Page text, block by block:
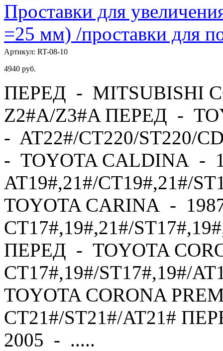
Проставки для
=25 мм) /проставки для
Артикул: RT-08-10
4940 руб.
ПЕРЕД - MITSUBISHI
Z2#A/Z3#A ПЕРЕД -
- AT22#/CT220/ST220/
- TOYOTA CALDINA -
AT19#,21#/CT19#,21#/
TOYOTA CARINA -
CT17#,19#,21#/
ПЕРЕД - TOYOTA
CT17#,19#/ST17#,19#/
TOYOTA CORONA
CT21#/ST21#/AT21#
2005 - .....